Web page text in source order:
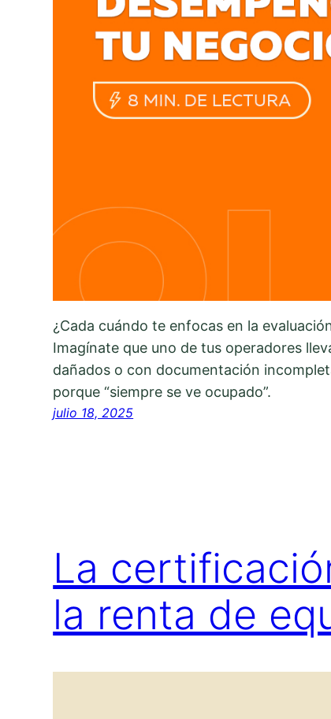
¿Cada cuándo te enfocas en la
Imagínate que uno de tus operadores
dañados o con documentación
porque “siempre se ve ocupado”.
julio 18, 2025
La
la renta de